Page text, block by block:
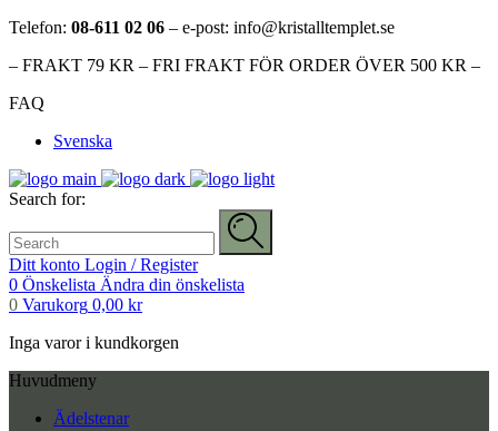
Telefon: 08-611 02 06 – e-post: info@kristalltemplet.se
– FRAKT 79 KR – FRI FRAKT FÖR ORDER ÖVER 500 KR –
FAQ
Svenska
Search for:
Ditt konto Login / Register
0 Önskelista Ändra din önskelista
0 Varukorg 0,00 kr
Inga varor i kundkorgen
Huvudmeny
Ädelstenar